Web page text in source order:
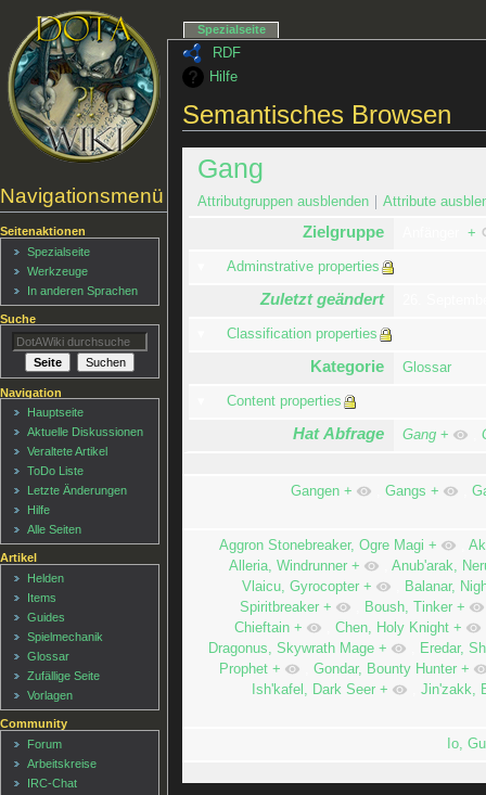
RDF
Hilfe
Semantisches Browsen
Gang
Attributgruppen ausblenden Attribute
Zielgruppe +
Adminstrative properties
Zuletzt geändert
Classification properties
Kategorie Glossar
Content properties
Hat Abfrage Gang +
Gangen + Gangs +
Aggron Stonebreaker, Ogre Magi +
Alleria, Windrunner +
Anub'arak,
Vlaicu, Gyrocopter +
Balanar,
Spiritbreaker + Boush, Tinker +
Chieftain + Chen, Holy Knight +
Dragonus, Skywrath Mage +
Eredar,
Prophet + Gondar, Bounty Hunter +
Ish'kafel, Dark Seer + Jin'zakk,
Io,
Navigationsmenü
Spezialseite
Seitenaktionen
Spezialseite
Werkzeuge
In anderen Sprachen
Suche
Navigation
Hauptseite
Aktuelle Diskussionen
Veraltete Artikel
ToDo Liste
Letzte Änderungen
Hilfe
Alle Seiten
Artikel
Helden
Items
Guides
Spielmechanik
Glossar
Zufällige Seite
Vorlagen
Community
Forum
Arbeitskreise
IRC-Chat